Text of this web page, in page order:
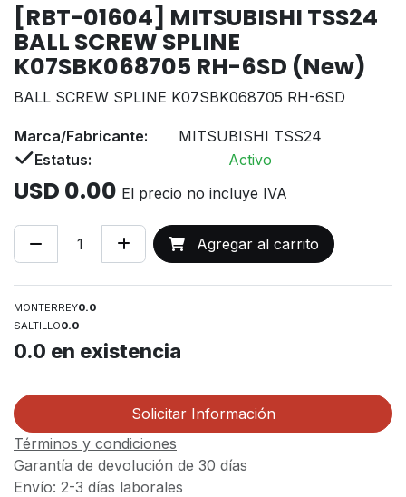
[RBT-01604] MITSUBISHI TSS24
BALL SCREW SPLINE
K07SBK068705 RH-6SD (New)
BALL SCREW SPLINE K07SBK068705 RH-6SD
Marca/Fabricante:
MITSUBISHI TSS24
Estatus:
Activo
USD 0.00 El precio no incluye IVA
Agregar al carrito
MONTERREY0.0
SALTILLO0.0
0.0 en existencia
Solicitar Información
Términos y condiciones
Garantía de devolución de 30 días
Envío: 2-3 días laborales